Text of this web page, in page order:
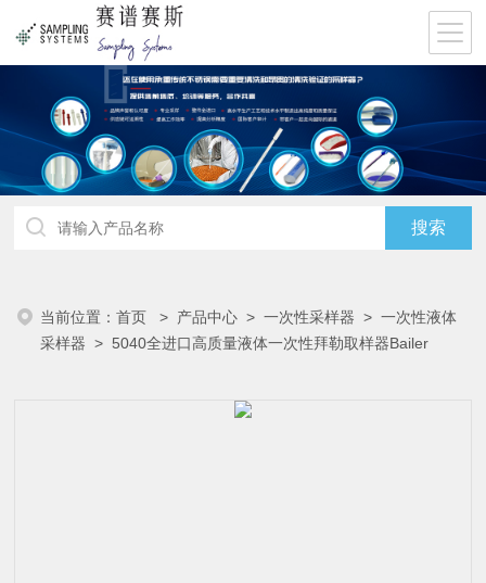
当前位置：首页 > 产品中心 >一次性采样器 >一次性液体
采样器 > 5040全进口高质量液体一次性拜勒取样器Bailer